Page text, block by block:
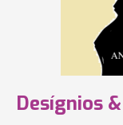
Desígnios